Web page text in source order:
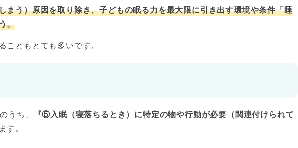
まう）原因を取り除き、子どもの眠る力を最大限に引き出す環境や条件「睡
。
こともとても多いです。
うち、
『⑤入眠（寝落ちるとき）に特定の物や行動が必要（関連付けられて
す。